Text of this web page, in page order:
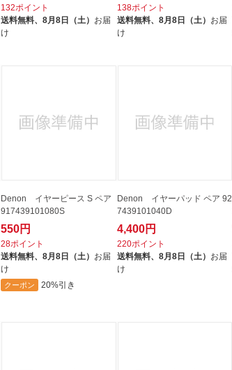
132ポイント
送料無料、8月8日（土） お届
け
138ポイント
送料無料、 8月8日（土） お届
け
Denon イヤーピース S ペア
917439101080S
550円
28ポイント
送料無料、8月8日（土） お届
け
クーポン 20%引き
Denon イヤーパッド ペア 92
7439101040D
4,400円
220ポイント
送料無料、 8月8日（土） お届
け